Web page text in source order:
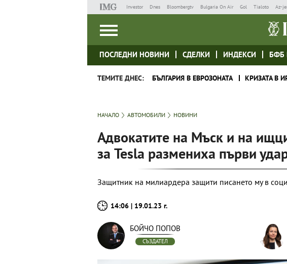
Investor Dnes Bloombergtv Bulgaria On Air Gol Tialoto Az-
ПОСЛЕДНИ НОВИНИ СДЕЛКИ ИНДЕКСИ БФБ
ТЕМИТЕ ДНЕС: БЪЛГАРИЯ В ЕВРОЗОНАТА КРИЗАТА В
НАЧАЛО АВТОМОБИЛИ НОВИНИ
Адвокатите на Мъск и на
за Tesla размениха първи
Защитник на милиардера защити писането му в
14:06 | 19.01.23 г.
БОЙЧО ПОПОВ
СЪЗДАТЕЛ